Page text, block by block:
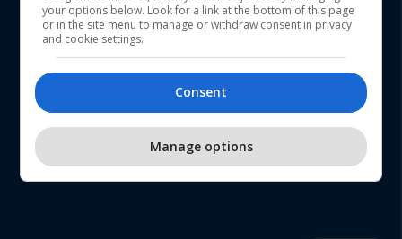
your options below. Look for a link at the bottom of this page
or in the site menu to manage or withdraw consent in privacy
and cookie settings.
Consent
Manage options